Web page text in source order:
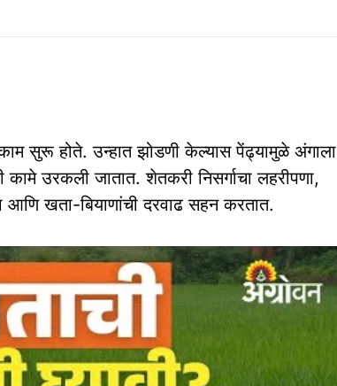
सुरू होते. उन्हात झोडणी केल्यास पेंढ्यामुळे अंगाला
उरकली जातात. शेतकरी निसर्गाचा लहरीपणा,
खता-बियाणांची दरवाढ सहन करतात.